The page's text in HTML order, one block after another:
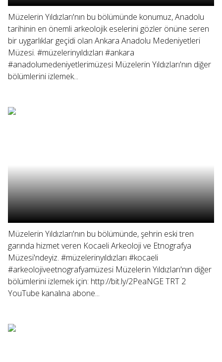
Müzelerin Yıldızları'nın bu bölümünde konumuz, Anadolu
tarihinin en önemli arkeolojik eselerini gözler önüne seren
bir uygarlıklar geçidi olan Ankara Anadolu Medeniyetleri
Müzesi. #müzelerinyıldızları #ankara
#anadolumedeniyetlerimüzesi Müzelerin Yıldızları'nın diğer
bölümlerini izlemek...
Müzelerin Yıldızları'nın bu bölümünde, şehrin eski tren
garında hizmet veren Kocaeli Arkeoloji ve Etnografya
Müzesi'ndeyiz. #müzelerinyıldızları #kocaeli
#arkeolojiveetnografyamüzesi Müzelerin Yıldızları'nın diğer
bölümlerini izlemek için: http://bit.ly/2PeaNGE TRT 2
YouTube kanalına abone...